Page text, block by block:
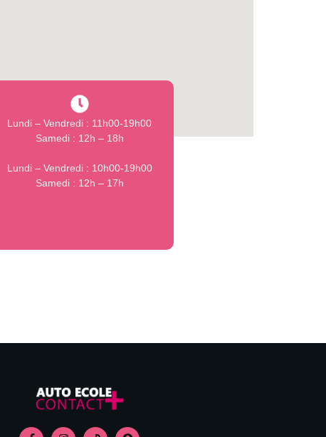
Lundi – Vendredi : 11h00-19h00
Samedi : 12h – 18h
Lundi – Vendredi : 10h00-19h00
Samedi : 12h – 17h